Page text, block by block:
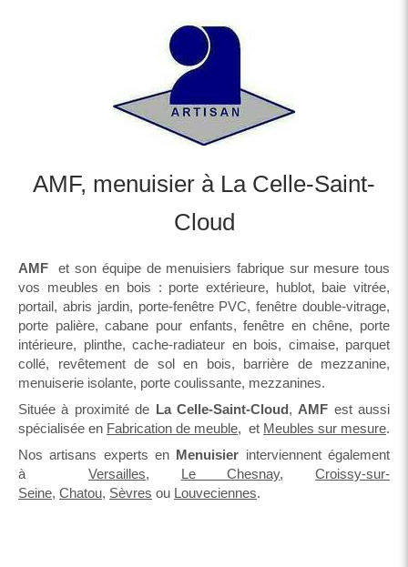
AMF, menuisier à La Celle-Saint-
Cloud
AMF et son équipe de menuisiers fabrique sur mesure tous
vos meubles en bois : porte extérieure, hublot, baie vitrée,
portail, abris jardin, porte-fenêtre PVC, fenêtre double-vitrage,
porte palière, cabane pour enfants, fenêtre en chêne, porte
intérieure, plinthe, cache-radiateur en bois, cimaise, parquet
collé, revêtement de sol en bois, barrière de mezzanine,
menuiserie isolante, porte coulissante, mezzanines.
Située à proximité de La Celle-Saint-Cloud, AMF est aussi
spécialisée en Fabrication de meuble, et Meubles sur mesure.
Nos artisans experts en Menuisier interviennent également
àVersailles, Le Chesnay,Croissy-sur-
Seine, Chatou, Sèvres ou Louveciennes.